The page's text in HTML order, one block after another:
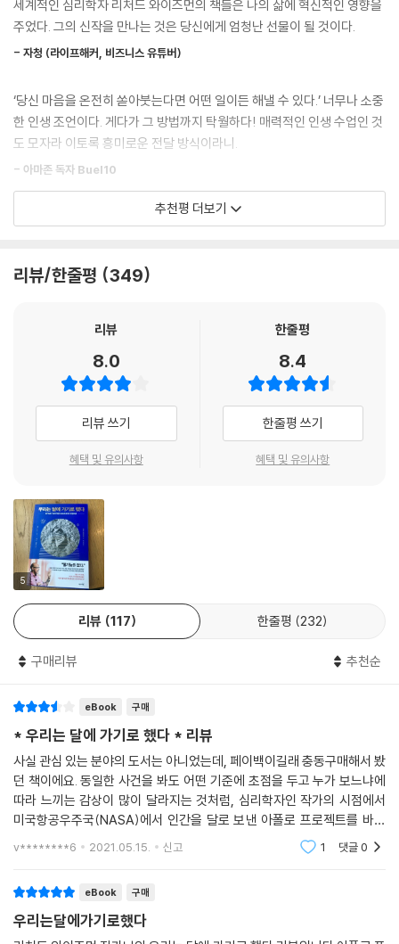
좋은 소식은 연구 결과 창의력을 높일 수 있는 간단한 몇 가지 기술이 발견
되었다는 것이다. 그 기술이란 벽에 열정을 고조시키는 포스터를 붙이거
거라고 생각할지도 모른다. 하지만 사실 그런 방법은 효과가 없다. 그보다
는 자신의 생각과 사랑에 빠지려는 유혹에 저항하고, 역발상을 받아들이
며, 적을수록 좋다는 사실을 깨닫고, 쉬면서 일해야 한다.
연구 결과도 쉬면서 일하는 게 중요하다는 사실을 증명한다. 일례로 뤼베
크대학교의 울리히 바그너 교수가 진행한 한 연구는 지원자에게 숫자 목록
지루한 작업을 쉽고 빠르고 처리할 수 있는 혁신적인 방법이 있었다. 연구
팀은 지원자 중 일부는 저녁에 그 일을 시작해서 중간에 잠자리에 들었다
침 일찍부터 일을 시작해서 낮에는 쉬다가 저녁에 다시 일을 하게 했다. 놀
랍게도 자고 일어난 지원자 가운데 60퍼센트가 창의적인 일 처리 방법을
발견한 반면, 깨어 있던 이들 가운데 이걸 찾아낸 사람은 23퍼센트에 불과
당시 일부 과학자들은 우주 탐사가 인체에 끔찍한 영향을 미칠 수도 있다
그러지고, 물이나 음식을 삼킬 수 없고, 계속 구토할 거라고 예상했다. 그래
서 머큐리 계획 관리자들은 신체 조건이 최상인 이들을 모집하기 위해 후
보들의 몸 구석구석을 조사했다. 그 과정에서 후보들은 눈알을 빙글빙글
돌리기도 하고, 소리가 차단된 칠흑같이 어두운 방에서 몇 시간씩 보내기
도 하고, 엄청난 속도로 회전하기도 했다. 이렇게 고도로 까다로운 검사 중
간중간에 얼음물에 발을 얼마나 오래 담글 수 있는지, 기진맥진해지기 전
에 풍선을 몇 개나 터뜨릴 수 있는지 같은 조금 쉬운 과제도 섞여 있었다.
--- p.91
알려준다. 미래에 대한 비관적인 견해를 받아들이지 말고 훨씬 현실적이
고, 힘이 되고, 친절한 태도를 취하는 것이다. 이런 태도는 또 다른 사람들
의 지나치게 비판적인 의견으로부터 자신을 보호하는 데도 도움이 된다. 1
7세기의 영국 시인 존 던은 “세상 그 누구도 섬이 아니다”라는 말로 유명
하다. 여러 심리학 연구는 던의 말이 옳았음을 증명한다. 콧물감기와 인후
염이 전염되는 것처럼, 감정과 태도도 전염될 수 있다. 남을 격려하고 힘을
주는 낙관주의자와 함께 시간을 보내면 갑자기 더 열정적이고 긍정적인 기
--- p.112
우주비행사 켄 매팅리는 아폴로 계획 후반부에 우주선이 발사되기 전에 며
드셋에서 찾았다. 국민을 향한 연설을 통해 성공의 씨앗을 뿌린 케네디 대
한 방법들, 비극적인 사건이 희망과 긍정주의로 변화된 과정, 위기 상황에
이 엄청난 프로젝트는 천재 공학자들이 머리를 맞대 이룬 것이라고 예상하
기 쉽다. 그러나 사실 이는 평범한 사람들의 집념이 모여 이뤄진 성공이었
다.
“여러분이라면 이 임무를 수행할 관제센터에 어떤 사람을 채용하겠는가?
아마 경험이 풍부하거나 명문대를 졸업한 과학자와 엔지니어를 찾을 것이
경우는 거의 없었다. 관제사들은 대부분 평범한 노동계급 출신이었고, 가
비행관제사들의 평균 나이는 26세에 불과했다.” (_13~14쪽)
달 착륙이 우리에게 가르쳐준
8가지 성공 비결
아폴로 계획은 미국의 국운을 건 초대형 프로젝트였다. 1960년대 내내 미
국인 모두 하나의 목표를 바라보게 한 이 계획은 2020년대에 접어든 지금
정, 혁신, 자기 확신, 자기 반성, 책임감, 용기, 준비성, 융통성)은 성공의 필
요조건이다.
1. 열정: 팀원 모두를 몰입하게 하는 열정의 힘을 뜻한다. 그리고 성공하려
면 남보다 큰 스케일로 생각하고 가장 먼저 시작하라고 조언한다.
2. 혁신: 혁신이란 창의적으로 문제를 해결하는 마인드셋이다. NASA의
어느 젊은 엔지니어가 달로 로켓을 쏘아올릴 창의적인 아이디어를 낸 것은
는 리더로부터 자신감을 부여받은 팀원이 어떻게 자기 능력보다 더 큰 결
과를 내는가를 보여준다.
4. 자기 반성: 실패를 되돌아보는 자기 반성을 통해 자기를 계발해나가야
한다. 실패하더라도 깨끗이 받아들이면, 그로부터 교훈을 얻을 수 있다.
반이 된다. 책임감 있고 성실하게 행동하게 만드는 기술을 전수한다.
6. 용기: 일단 한번 밀어붙여 보는 행동력에 대해 다룬다. 불안과 공포에 맞
세계적인 심리학자 리처드 와이즈먼의 책들은 나의 삶에 혁신적인 영향을
주었다. 그의 신작을 만나는 것은 당신에게 엄청난 선물이 될 것이다.
- 자청 (라이프해커, 비즈니스 유튜버)
‘당신 마음을 온전히 쏟아붓는다면 어떤 일이든 해낼 수 있다.’ 너무나 소중
한 인생 조언이다. 게다가 그 방법까지 탁월하다! 매력적인 인생 수업인 것
도 모자라 이토록 흥미로운 전달 방식이라니.
- 아마존 독자 Buel10
어떤 프로젝트를 하든 사전에 철저한 조사가 필요하다. 이를 통해 잘못된
로 접근할 수 있다.
NASA와 아폴로 11호의 마인드셋으로부터 위대한 통찰을 얻었다. 읽는 내
내 즐거웠다. 회사 일에 적용하기 위해서뿐만 아니라 나 자신의 삶을 위해
- 아마존 독자 Jon B
열정과 성취를 좇는 존재다. 또 우리는 무중력 상태에서 생사를 오가며 공
학적 해결책과 가설을 찾아야 하는 우주비행사는 아니지만, 우리 인생은
만일의 사태를 대비하는 준비성과 융통성을 늘 필요로 한다. 리처드 와이
즈먼은 아폴로호 성공의 비밀이 닐 암스트롱과 같은 잘 알려진 선수뿐만
아니라 뒤에서 묵묵히, 그리고 열심히 일한 이들에게 달려 있다고 보았다.
이들에 대한 인터뷰는 신선하면서도 영감을 준다.
추천평 더보기
리뷰/한줄평 349
리뷰
8.0
리뷰 쓰기
혜택 및 유의사항
한줄평
8.4
한줄평 쓰기
혜택 및 유의사항
5
리뷰 117 한줄평 232
구매리뷰 추천순
eBook 구매
* 우리는 달에 가기로 했다 * 리뷰
사실 관심 있는 분야의 도서는 아니었는데, 페이백이길래 충동구매해서 봤
던 책이에요. 동일한 사건을 봐도 어떤 기준에 초점을 두고 누가 보느냐에
따라 느끼는 감상이 많이 달라지는 것처럼, 심리학자인 작가의 시점에서
미국항공우주국(NASA)에서 인간을 달로 보낸 아폴로 프로젝트를 바라
보는 관점이 나름 흥미롭고 신선했습니다. 대략적인 큰 카테고리로 도서의
v********6 2021.05.15. 신고 1 댓글0
eBook 구매
우리는달에가기로했다